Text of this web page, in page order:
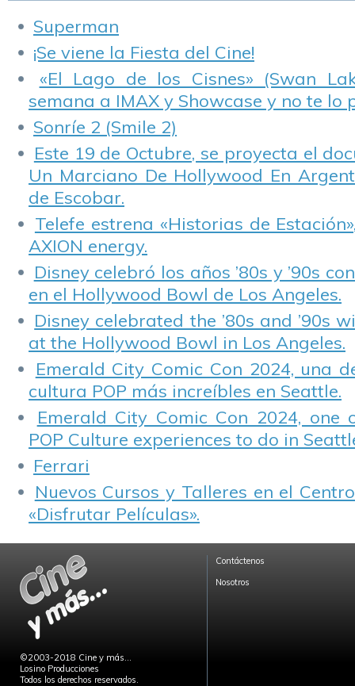
Superman
¡Se viene la Fiesta del Cine!
«El Lago de los Cisnes» (Swan
semana a IMAX y Showcase y no te lo
Sonríe 2 (Smile 2)
Este 19 de Octubre, se proyecta el
Un Marciano De Hollywood En
de Escobar.
Telefe estrena «Historias de
AXION energy.
Disney celebró los años ’80s y ’90s
en el Hollywood Bowl de Los Angeles.
Disney celebrated the ’80s and ’90s
at the Hollywood Bowl in Los Angeles.
Emerald City Comic Con 2024, una
cultura POP más increíbles en Seattle.
Emerald City Comic Con 2024,
POP Culture experiences to do in
Ferrari
Nuevos Cursos y Talleres en el
«Disfrutar Películas».
©2003-2018 Cine y más...
Losino Producciones
Todos los derechos reservados.
Contáctenos
Nosotros